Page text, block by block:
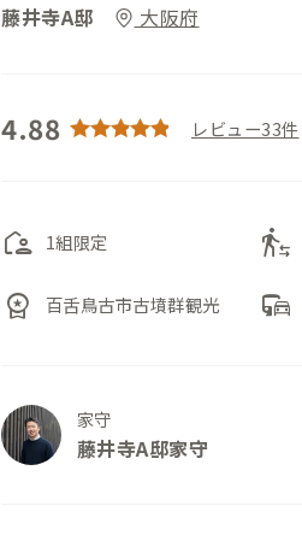
藤井寺A邸 大阪府
4.88 レビュー33件
location_away 1組限定 transfer_within_a_station
workspace_premium 百舌鳥古市古墳群観光 commute
家守
藤井寺A邸家守